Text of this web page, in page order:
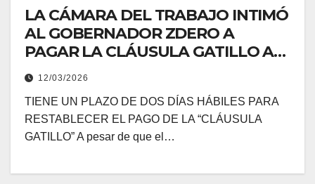
LA CÁMARA DEL TRABAJO INTIMÓ
AL GOBERNADOR ZDERO A
PAGAR LA CLÁUSULA GATILLO A
LOS DOCENTES CHAQUEÑOS
12/03/2026
TIENE UN PLAZO DE DOS DÍAS HÁBILES PARA
RESTABLECER EL PAGO DE LA “CLÁUSULA
GATILLO” A pesar de que el…